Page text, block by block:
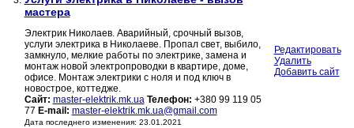
мастера
Электрик Николаев. Аварийный, срочный вызов,
услуги электрика в Николаеве. Пропал свет, выбило,
замкнуло, мелкие работы по электрике, замена и
монтаж новой электропроводки в квартире, доме,
офисе. Монтаж электрики с ноля и под ключ в
новострое, коттедже.
Сайт: master-elektrik.mk.ua Телефон: +380 99 119 05
77 E-mail: master-elektrik.mk.ua@gmail.com
Дата последнего изменения: 23.01.2021
Редактировать
Удалить
Добавить сайт